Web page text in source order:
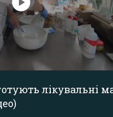
лікувальні